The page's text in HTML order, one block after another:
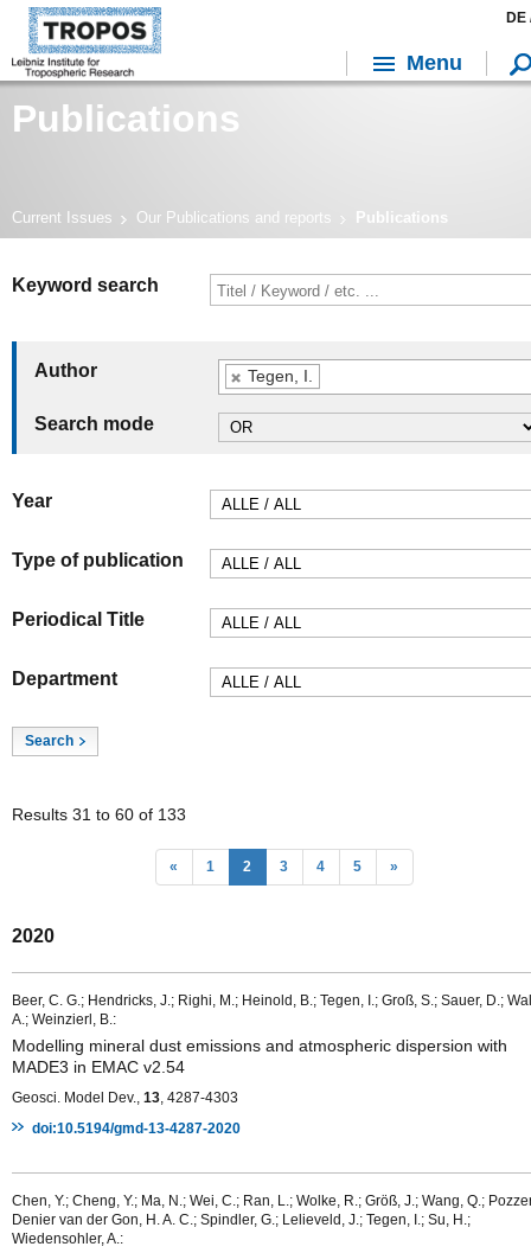
Publications
Current Issues Our Publications and reports Publications
Keyword search
Author Tegen, I.
Search mode
Year
Type of publication
Periodical Title
Department
Results 31 to 60 of 133
« 1 2 3 4 5 »
2020
Beer, C. G.; Hendricks, J.; Righi, M.; Heinold, B.; Tegen, I.; Groß, S.; Sauer, D.;
A.; Weinzierl, B.:
Modelling mineral dust emissions and atmospheric dispersion with
MADE3 in EMAC v2.54
Geosci. Model Dev., 13 , 4287-4303
doi:10.5194/gmd-13-4287-2020
Chen, Y.; Cheng, Y.; Ma, N.; Wei, C.; Ran, L.; Wolke, R.; Größ, J.; Wang, Q.;
Denier van der Gon, H. A. C.; Spindler, G.; Lelieveld, J.; Tegen, I.; Su, H.;
Wiedensohler, A.:
DE
Menu